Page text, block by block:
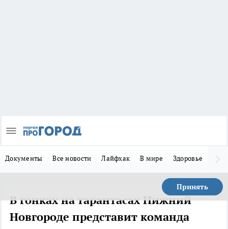
Документы Все новости Лайфхак В мире Здоровье
Принять
В гонках на тарантасах Нижний
Новгороде представит команда